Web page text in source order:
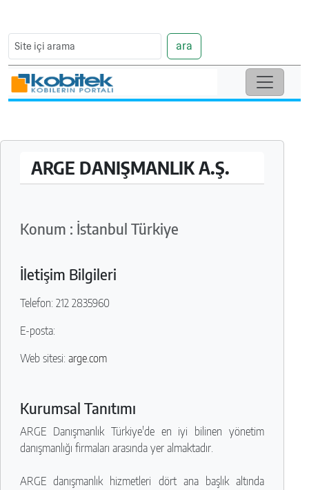
ara
ARGE DANIŞMANLIK A.Ş.
Konum : İstanbul Türkiye
İletişim Bilgileri
Telefon: 212 2835960
E-posta:
Web sitesi: arge.com
Kurumsal Tanıtımı
ARGE Danışmanlık Türkiye'de en iyi bilinen yönetim
danışmanlığı firmaları arasında yer almaktadır.
ARGE danışmanlık hizmetleri dört ana başlık altında